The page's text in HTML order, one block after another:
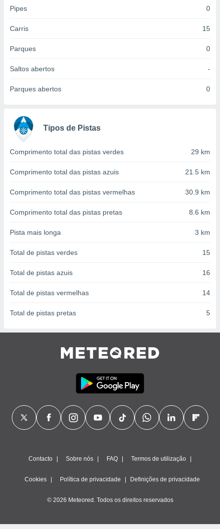
de
fontes,
dados
através
estudos
de
Pipes 0
Carris 15
Parques 0
Saltos abertos -
Parques abertos 0
Tipos de Pistas
Comprimento total das pistas verdes 29 km
Comprimento total das pistas azuis 21.5 km
Comprimento total das pistas vermelhas 30.9 km
Comprimento total das pistas pretas 8.6 km
Pista mais longa 3 km
Total de pistas verdes 15
Total de pistas azuis 16
Total de pistas vermelhas 14
Total de pistas pretas 5
Contacto Sobre nós FAQ Termos de utilização
Cookies Política de privacidade Definições de privacidade
© 2026 Meteored. Todos os direitos reservados